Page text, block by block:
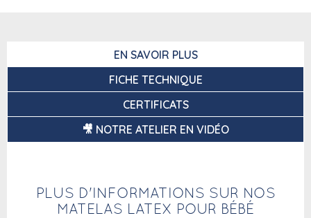
EN SAVOIR PLUS
FICHE TECHNIQUE
CERTIFICATS
🎥 NOTRE ATELIER EN VIDÉO
PLUS D'INFORMATIONS SUR NOS
MATELAS LATEX POUR BÉBÉ